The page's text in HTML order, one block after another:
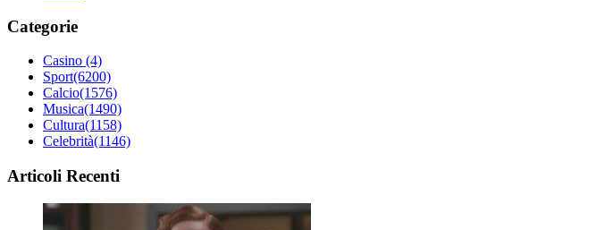
Categorie
Casino (4)
Sport(6200)
Calcio(1576)
Musica(1490)
Cultura(1158)
Celebrità(1146)
Articoli Recenti